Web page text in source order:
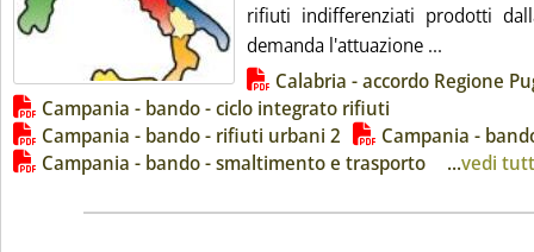
rifiuti indifferenziati prodotti
demanda l'attuazione ...
Lista allegati PDF alla notiziaCalabria - accordo Regione
Campania - bando - ciclo integrato rifiuti
Campania - bando - rifiuti urbani 2
Campania -
Campania - bando - smaltimento e trasporto
...vedi